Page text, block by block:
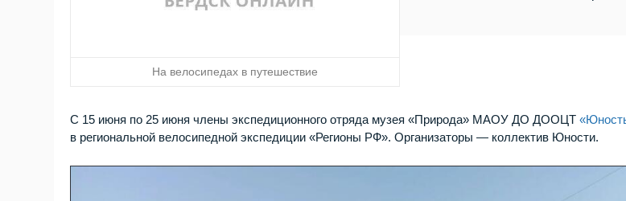
На велосипедах в путешествие
С 15 июня по 25 июня члены экспедиционного отряда музея «Природа» МАОУ ДО ДООЦТ
в региональной велосипедной экспедиции «Регионы РФ». Организаторы — коллектив Юности.